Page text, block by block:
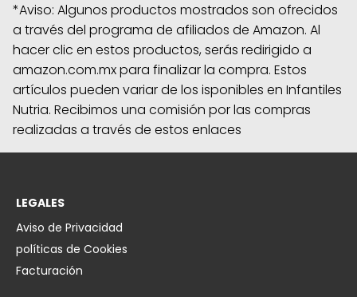
*Aviso: Algunos productos mostrados son ofrecidos
a través del programa de afiliados de Amazon. Al
hacer clic en estos productos, serás redirigido a
amazon.com.mx para finalizar la compra. Estos
artículos pueden variar de los isponibles en Infantiles
Nutria. Recibimos una comisión por las compras
realizadas a través de estos enlaces
LEGALES
Aviso de Privacidad
políticas de Cookies
Facturación